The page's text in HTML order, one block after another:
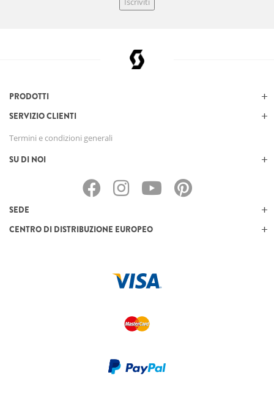
PRODOTTI
SERVIZIO CLIENTI
Termini e condizioni generali
SU DI NOI
SEDE
CENTRO DI DISTRIBUZIONE EUROPEO